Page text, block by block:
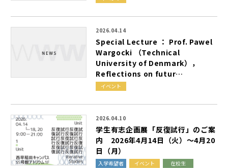
2026.04.14
Special Lecture ： Prof. Pawel
Wargocki （Technical
University of Denmark） ，
Reflections on futur…
イベント
2026.04.10
学生有志企画展 「反復試行」 の ご案
内
2026年4月 14日 （火） ～4月 20
日 （月）
入学希望者 イベント 在校生